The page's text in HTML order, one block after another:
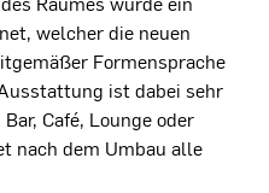
welcher die neuen
Formensprache
ist dabei sehr
Café, Lounge oder
nach dem Umbau alle